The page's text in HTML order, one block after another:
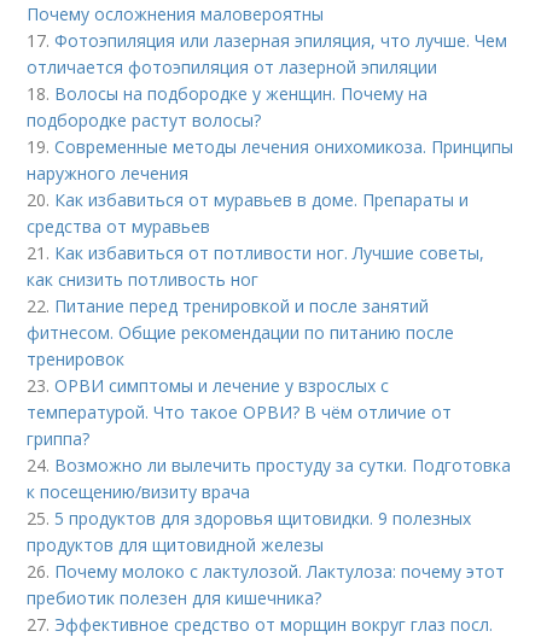
Почему осложнения маловероятны
17.Фотоэпиляция или лазерная эпиляция, что лучше. Чем
отличается фотоэпиляция от лазерной эпиляции
18. Волосы на подбородке у женщин. Почему на
подбородке растут волосы?
19.Современные методы лечения онихомикоза. Принципы
наружного лечения
20. Как избавиться от муравьев в доме. Препараты и
средства от муравьев
21. Как избавиться от потливости ног. Лучшие советы,
как снизить потливость ног
22. Питание перед тренировкой и после занятий
фитнесом. Общие рекомендации по питанию после
тренировок
23.ОРВИ симптомы и лечение у взрослых с
температурой. Что такое ОРВИ? В чём отличие от
гриппа?
24. Возможно ли вылечить простуду за сутки. Подготовка
к посещению/визиту врача
25. 5 продуктов для здоровья щитовидки. 9 полезных
продуктов для щитовидной железы
26. Почему молоко с лактулозой. Лактулоза: почему этот
пребиотик полезен для кишечника?
27. Эффективное средство от морщин вокруг глаз посл.